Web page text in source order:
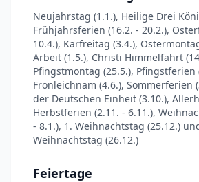
Neujahrstag (1.1.), Heilige Drei
Frühjahrsferien (16.2. - 20.2.),
10.4.), Karfreitag (3.4.),
Arbeit (1.5.), Christi Himmelfahrt
Pfingstmontag (25.5.), Pfingstferien
Fronleichnam (4.6.), Sommerferien
der Deutschen Einheit (3.10.),
Herbstferien (2.11. - 6.11.),
- 8.1.), 1. Weihnachtstag (25.12.)
Weihnachtstag (26.12.)
Feiertage